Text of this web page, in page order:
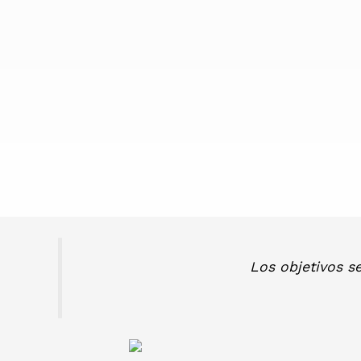
Los objetivos